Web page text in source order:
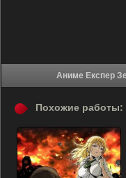
Похожие работы: